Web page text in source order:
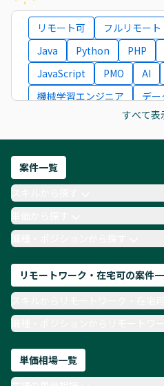
リモート可 フルリモート
Java
Python PHP
JavaScript
PMO AI
機械学習エンジニア
デー
ITコ
フロントエンドエンジニア
ネットワークエンジニア
AIエンジニア
Webデザイ
月収100万円 業務委託
TypeScript
Laravel
すべて表
案件一覧
単価から探す
職種・ポジションから探す
リモートワーク・在宅可の案件
職種・ポジションからリモートワ
単価相場一覧